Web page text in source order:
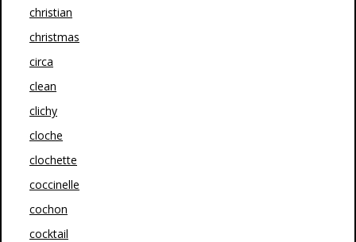
christian
christmas
circa
clean
clichy
cloche
clochette
coccinelle
cochon
cocktail